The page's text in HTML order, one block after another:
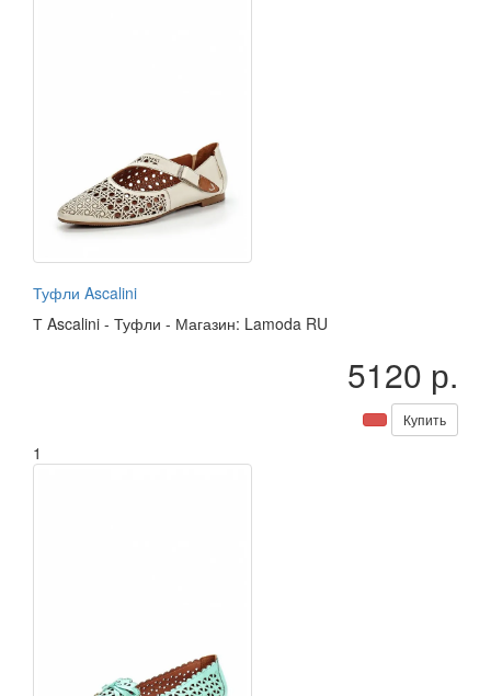
Туфли Ascalini
Т Ascalini - Туфли - Магазин: Lamoda RU
5120 р.
Купить
1